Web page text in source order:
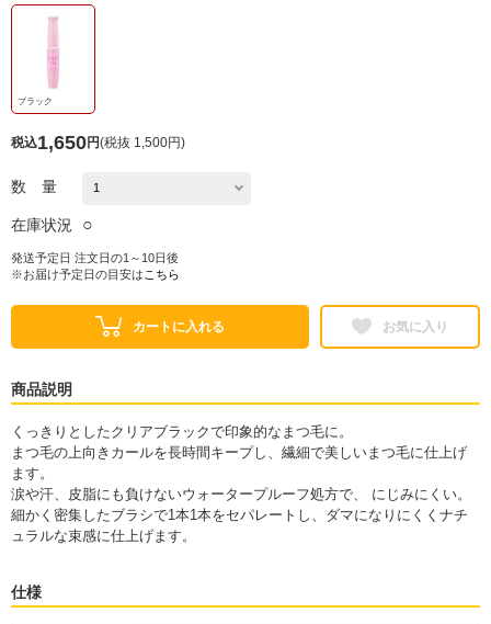
ブラック
税込1,650円(税抜 1,500円)
数 量
在庫状況 ○
発送予定日 注文日の1～10日後
※お届け予定日の目安は こちら
カートに入れる お気に入り
商品説明
くっきりとしたクリアブラックで印象的なまつ毛に。
まつ毛の上向きカールを長時間キープし、繊細で美しいまつ毛に仕上げ
ます。
涙や汗、皮脂にも負けないウォータープルーフ処方で、 にじみにくい。
細かく密集したブラシで1本1本をセパレートし、ダマになりにくくナチ
ュラルな束感に仕上げます。
仕様